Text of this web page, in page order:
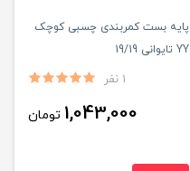
پایه بست کمربندی چسبی کوچک
YY تایوانی 19/19
1 نفر
1,043,000 تومان